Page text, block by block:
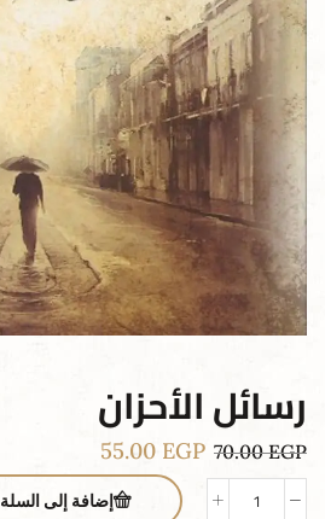
رسائل الأحزان
70.00EGP
55.00 EGP
إضافة إلى السلة